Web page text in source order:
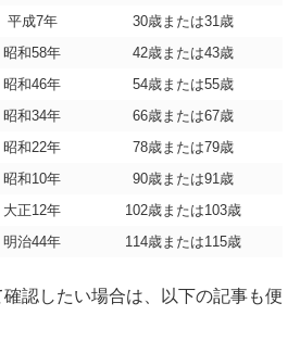
平成7年
30歳または31歳
昭和58年
42歳または43歳
昭和46年
54歳または55歳
昭和34年
66歳または67歳
昭和22年
78歳または79歳
昭和10年
90歳または91歳
大正12年
102歳または103歳
明治44年 114歳または115歳
認したい場合は、以下の記事も便